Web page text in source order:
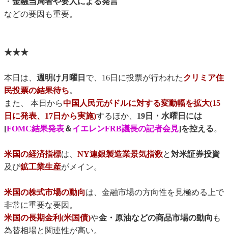
などの要因も重要。
★★★
本日は、 週明け月曜日 で、16日に投票が行われたクリミア住
民投票の結果待ち。
また、 本日から中国人民元がドルに対する変動幅を拡大(15
日に発表、17日から実施)するほか、 19日・水曜日には
[FOMC結果発表＆イエレンFRB議長の記者会見]を控える。
米国の経済指標は、 NY連銀製造業景気指数と対米証券投資
及び鉱工業生産がメイン。
米国の株式市場の動向は、金融市場の方向性を見極める上で
非常に重要な要因。
米国の長期金利(米国債)や金・原油などの商品市場の動向 も
為替相場と関連性が高い。